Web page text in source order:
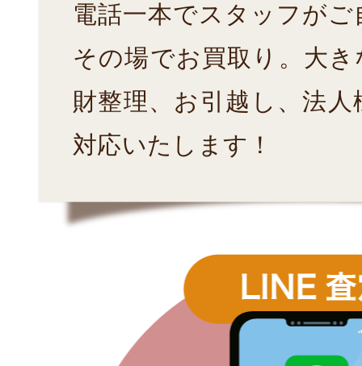
電話一本でスタッフが
その場でお買取り。大
財整理、お引越し、法
対応いたします！